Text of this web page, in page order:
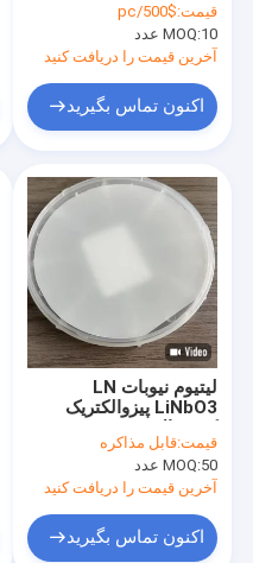
ویفر سیلیس ذوب شده
ویفر لیتیوم نیوبات
ویفر یاقوت کبود
ویفر سیلیکونی
ویفر لانگازیت
کریستال سوسوزن LYSO
مایکروویو
قیمت:$500/pc
MOQ:10 عدد
آخرین قیمت را دریافت کنید
اکنون تماس بگیرید
لیتیوم نیوبات LN
LiNbO3 پیزوالکتریک
10Y Z 41X Cut
قیمت:قابل مذاکره
MOQ:50 عدد
آخرین قیمت را دریافت کنید
اکنون تماس بگیرید